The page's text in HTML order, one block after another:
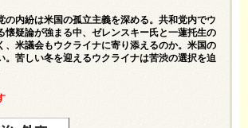
の内紛は米国の孤立主義を深める。共和党内でウ
懐疑論が強まる中、ゼレンスキー氏と一蓮托生の
、米議会もウクライナに寄り添えるのか。米国の
。苦しい冬を迎えるウクライナは苦渋の選択を迫